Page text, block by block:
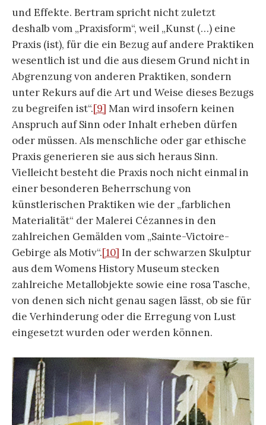
und Effekte. Bertram spricht nicht zuletzt
deshalb vom „Praxisform“, weil „Kunst (…) eine
Praxis (ist), für die ein Bezug auf andere Praktiken
wesentlich ist und die aus diesem Grund nicht in
Abgrenzung von anderen Praktiken, sondern
unter Rekurs auf die Art und Weise dieses Bezugs
zu begreifen ist“.[9] Man wird insofern keinen
Anspruch auf Sinn oder Inhalt erheben dürfen
oder müssen. Als menschliche oder gar ethische
Praxis generieren sie aus sich heraus Sinn.
Vielleicht besteht die Praxis noch nicht einmal in
einer besonderen Beherrschung von
künstlerischen Praktiken wie der „farblichen
Materialität“ der Malerei Cézannes in den
zahlreichen Gemälden vom „Sainte-Victoire-
Gebirge als Motiv“.[10] In der schwarzen Skulptur
aus dem Womens History Museum stecken
zahlreiche Metallobjekte sowie eine rosa Tasche,
von denen sich nicht genau sagen lässt, ob sie für
die Verhinderung oder die Erregung von Lust
eingesetzt wurden oder werden können.